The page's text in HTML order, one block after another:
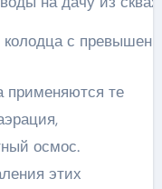
с
применяются те
осмос.
этих